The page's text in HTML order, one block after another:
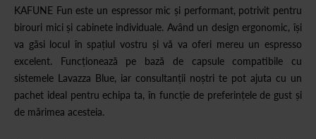
KAFUNE Fun este un espressor mic și performant, potrivit pentru
birouri mici și cabinete individuale. Având un design ergonomic, își
va găsi locul în spațiul vostru și vă va oferi mereu un espresso
excelent. Funcționează pe bază de capsule compatibile cu
sistemele Lavazza Blue, iar consultanții noștri te pot ajuta cu un
pachet ideal pentru echipa ta, în funcție de preferințele de gust și
de mărimea acesteia.